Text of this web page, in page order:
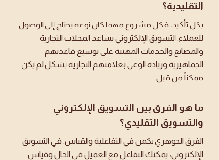
التقليدية؟
بكل تأكيد، فكل مشروع مهما كان نوعه يحتاج إلى الوصول
للعملاء. التسويق الإلكتروني يساعد المحلات التجارية
والمصانع والخدمات المهنية على توسيع قاعدتهم
الجماهيرية وزيادة الوعي بعلامتهم التجارية بشكل لم يكن
ممكناً من قبل.
ما هو الفرق بين التسويق الإلكتروني
والتسويق التقليدي؟
الفرق الجوهري يكمن في التفاعلية والقياس. في التسويق
الإلكتروني، يمكنك التفاعل مع العميل في الحال وقياس